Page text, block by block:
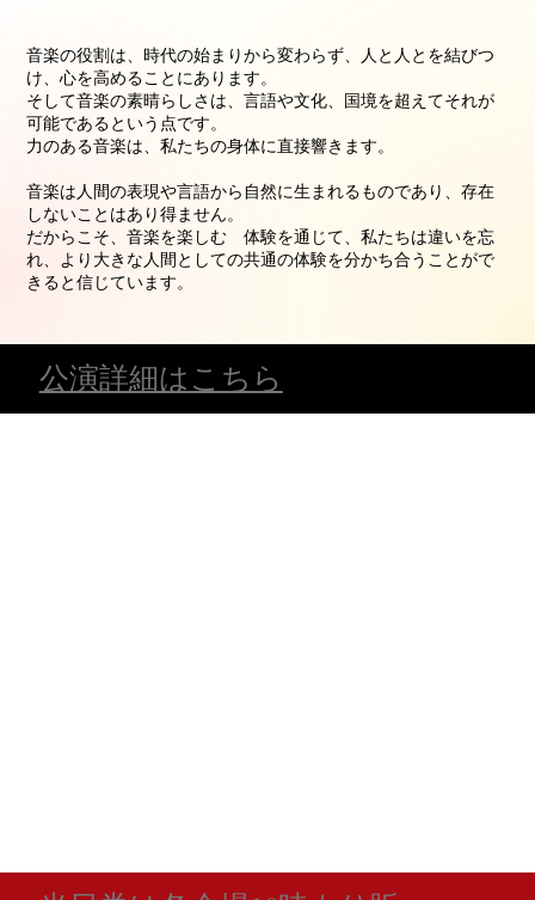
音楽の役割は、時代の始まりから変わらず、人と人とを結びつ
け、心を高めることにあります。
そして音楽の素晴らしさは、言語や文化、国境を超えてそれが
可能であるという点です。
力のある音楽は、私たちの身体に直接響きます。
音楽は人間の表現や言語から自然に生まれるものであり、存在
しないことはあり得ません。
だからこそ、音楽を楽しむ 体験を通じて、私たちは違いを忘
れ、より大きな人間としての共通の体験を分かち合うことがで
きると信じています。
​公演詳細はこちら